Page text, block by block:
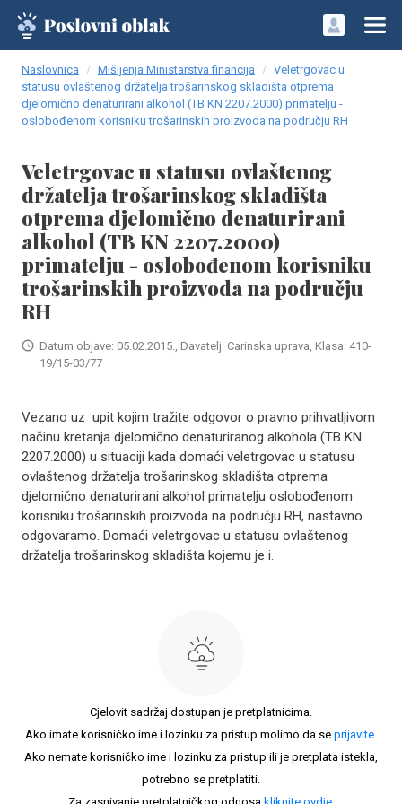
Naslovnica Mišljenja Ministarstva financija
Veletrgovac u
statusu ovlaštenog držatelja trošarinskog skladišta otprema
djelomično denaturirani alkohol (TB KN 2207.2000) primatelju -
oslobođenom korisniku trošarinskih proizvoda na području RH
Veletrgovac u statusu ovlaštenog
držatelja trošarinskog skladišta
otprema djelomično denaturirani
alkohol (TB KN 2207.2000)
primatelju - oslobođenom korisniku
trošarinskih proizvoda na području
RH
Datum objave: 05.02.2015., Davatelj: Carinska uprava, Klasa: 410-
19/15-03/77
Vezano uz upit kojim tražite odgovor o pravno prihvatljivom
načinu kretanja djelomično denaturiranog alkohola (TB KN
2207.2000) u situaciji kada domaći veletrgovac u statusu
ovlaštenog držatelja trošarinskog skladišta otprema
djelomično denaturirani alkohol primatelju oslobođenom
korisniku trošarinskih proizvoda na području RH, nastavno
odgovaramo. Domaći veletrgovac u statusu ovlaštenog
držatelja trošarinskog skladišta kojemu je i..
Cjelovit sadržaj dostupan je pretplatnicima.
Ako imate korisničko ime i lozinku za pristup molimo da se prijavite.
Ako nemate korisničko ime i lozinku za pristup ili je pretplata istekla,
potrebno se pretplatiti.